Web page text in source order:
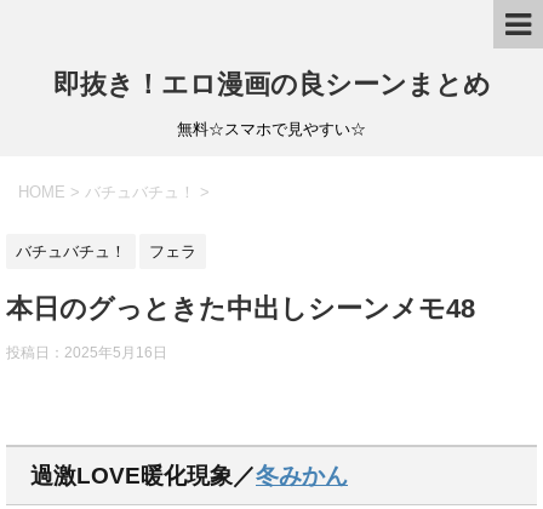
即抜き！エロ漫画の良シーンまとめ
無料☆スマホで見やすい☆
HOME > バチュバチュ！ >
バチュバチュ！ フェラ
本日のグっときた中出しシーンメモ48
投稿日： 2025年5月16日
過激LOVE暖化現象／冬みかん